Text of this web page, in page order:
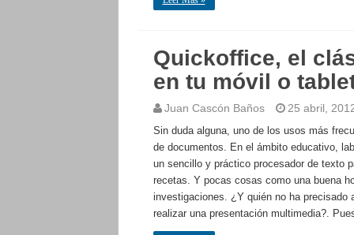
Quickoffice, el
en tu móvil o
Juan Cascón Baños 25 abril,
Sin duda alguna, uno de los usos más
de documentos. En el ámbito educativo,
un sencillo y práctico procesador de texto
recetas. Y pocas cosas como una buena
investigaciones. ¿Y quién no ha precisado
realizar una presentación multimedia?.